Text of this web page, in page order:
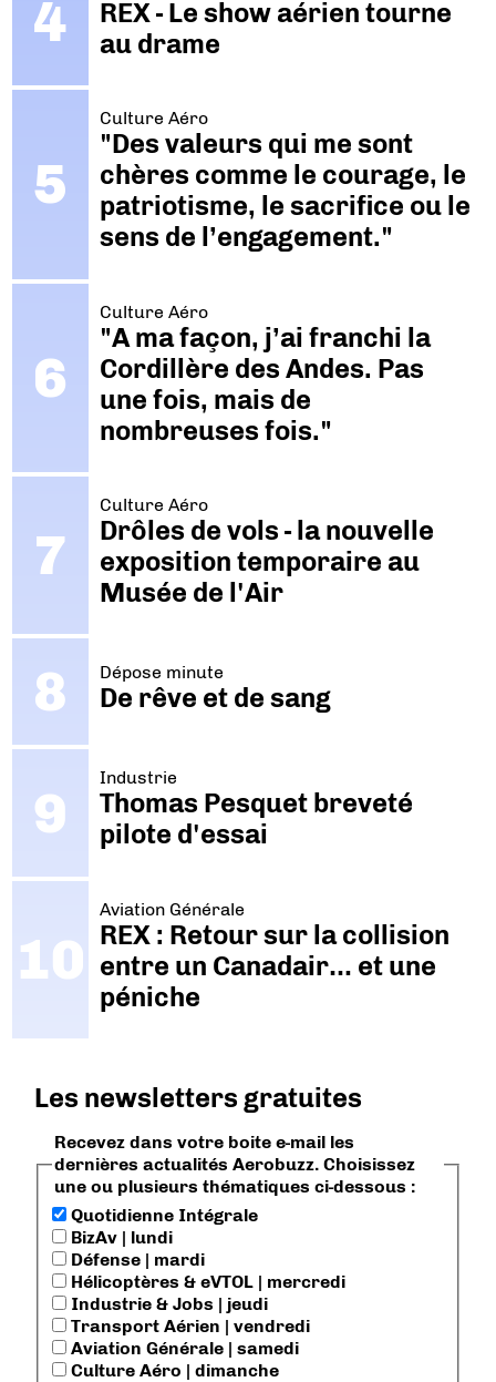
REX - Le show aérien tourne
au drame
Culture Aéro
"Des valeurs qui me sont
chères comme le courage, le
patriotisme, le sacrifice ou le
sens de l’engagement."
Culture Aéro
"A ma façon, j’ai franchi la
Cordillère des Andes. Pas
une fois, mais de
nombreuses fois."
Culture Aéro
Drôles de vols - la nouvelle
exposition temporaire au
Musée de l'Air
Dépose minute
De rêve et de sang
Industrie
Thomas Pesquet breveté
pilote d'essai
Aviation Générale
REX : Retour sur la collision
entre un Canadair… et une
péniche
Les newsletters gratuites
Recevez dans votre boite e-mail les
dernières actualités Aerobuzz. Choisissez
une ou plusieurs thématiques ci-dessous :
Quotidienne Intégrale
BizAv | lundi
Défense | mardi
Hélicoptères & eVTOL | mercredi
Industrie & Jobs | jeudi
Transport Aérien | vendredi
Aviation Générale | samedi
Culture Aéro | dimanche